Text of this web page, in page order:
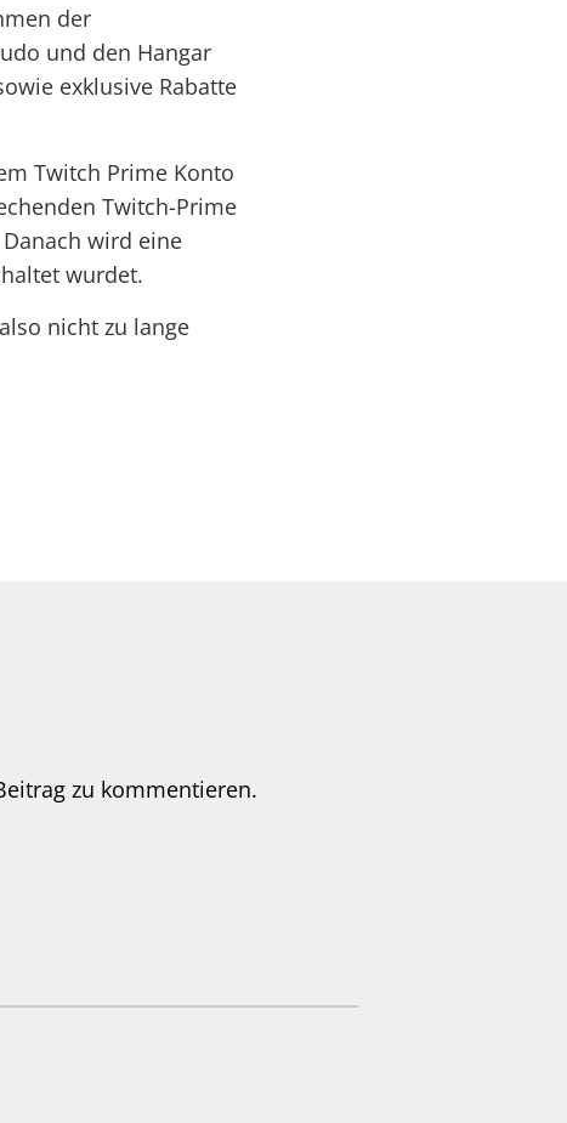
der
und den Hangar
exklusive Rabatte
Twitch Prime Konto
Twitch-Prime
wird eine
wurdet.
nicht zu lange
zu kommentieren.